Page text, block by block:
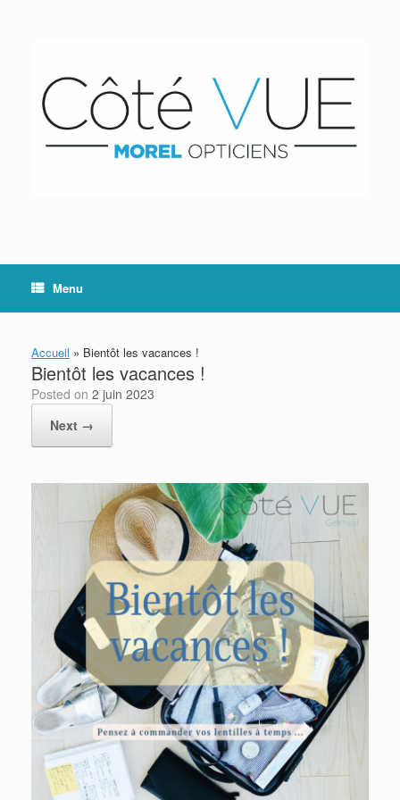
Menu
Accueil » Bientôt les vacances !
Bientôt les vacances !
Posted on 2 juin 2023
Next →